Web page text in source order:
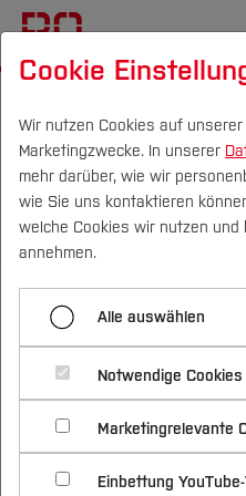
Campus Personen
Studium
Studienangebote
Vor dem Studium
Bewerben &
Bewerbungsportal
Im Studium
Studienbüros und
Nach dem
Forschung &
Profil
Forschungs- und
Schwerpunkte (FuT)
Beratung &
Nachhaltigkeit
Nachhaltigkeit
International
Prof. Dr. Mi-Yong
Menü
Prof. Dr. Claudia Frohn-
Prof. Dr. Jörg Frochte
Prof. Dr. Mi-Yong Becker
Prof. Dr. Sven Dieterich
Prof.‘in Dr.
Becker
Vizepräsidentin für
Entrepreneurship
Cookie
Wir nutzen Cookies auf
Marketingzwecke. In unserer
mehr darüber, wie wir
wie Sie uns kontaktieren
welche Cookies wir nutzen
annehmen.
Alle auswählen
Notwendige Cookies
Marketingrelevante
Einbettung